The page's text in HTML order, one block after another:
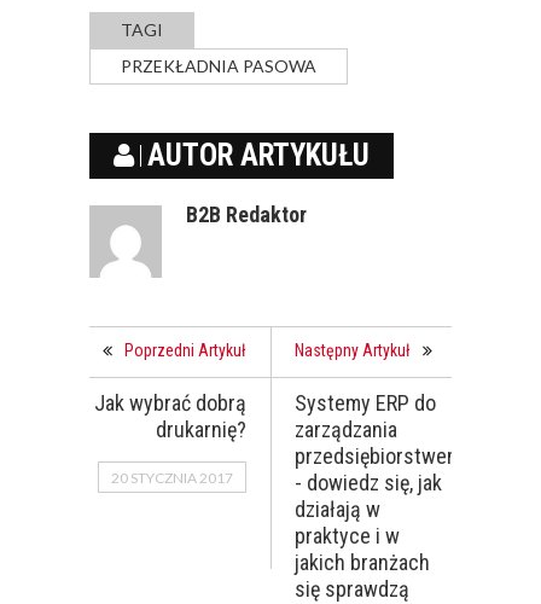
TAGI
PRZEKŁADNIA PASOWA
AUTOR ARTYKUŁU
B2B Redaktor
Poprzedni Artykuł
Jak wybrać dobrą
drukarnię?
20 STYCZNIA 2017
Następny Artykuł
Systemy ERP do
zarządzania
przedsiębiorstwem
- dowiedz się, jak
działają w
praktyce i w
jakich branżach
się sprawdzą